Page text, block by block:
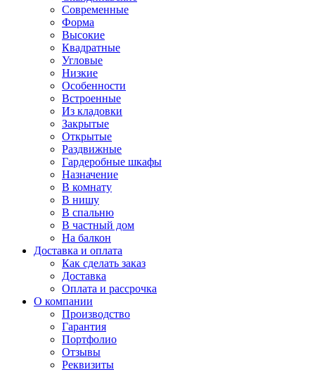
Современные
Форма
Высокие
Квадратные
Угловые
Низкие
Особенности
Встроенные
Из кладовки
Закрытые
Открытые
Раздвижные
Гардеробные шкафы
Назначение
В комнату
В нишу
В спальню
В частный дом
На балкон
Доставка и оплата
Как сделать заказ
Доставка
Оплата и рассрочка
О компании
Производство
Гарантия
Портфолио
Отзывы
Реквизиты